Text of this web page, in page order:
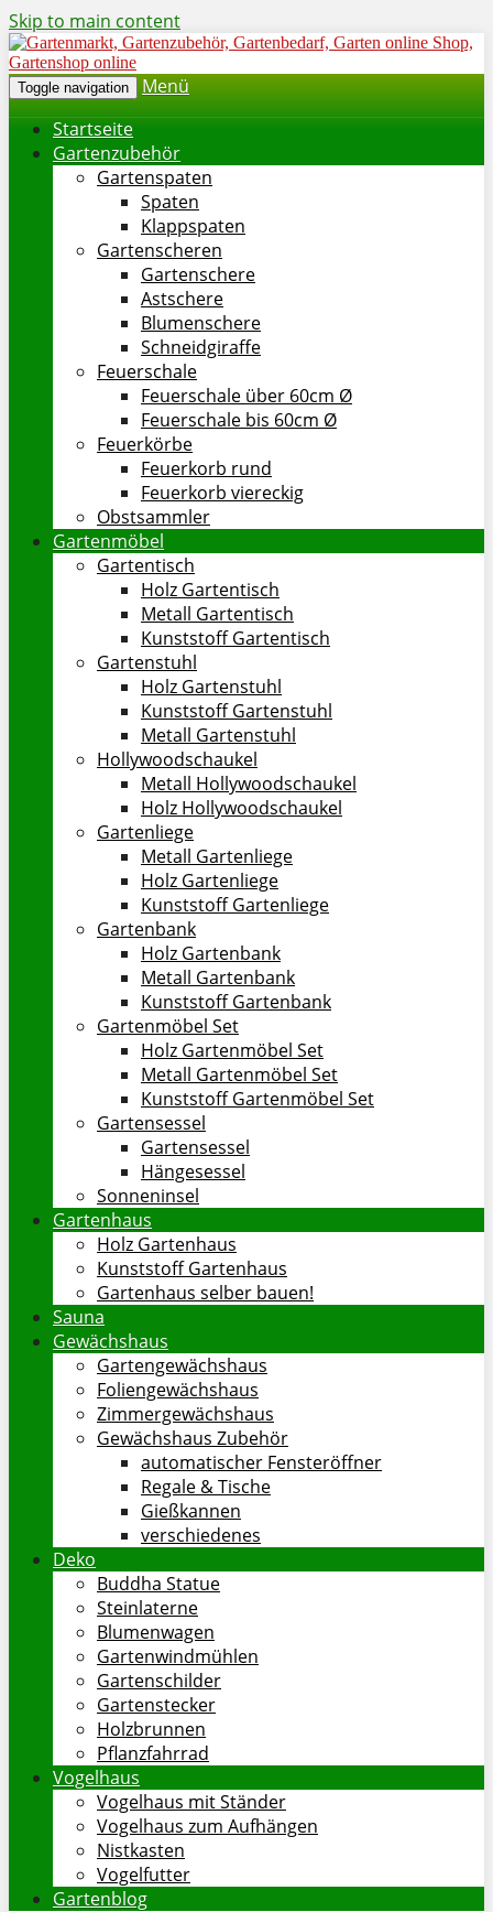
Skip to main content
Toggle navigation
Menü
Startseite
Gartenzubehör
Gartenspaten
Spaten
Klappspaten
Gartenscheren
Gartenschere
Astschere
Blumenschere
Schneidgiraffe
Feuerschale
Feuerschale über 60cm Ø
Feuerschale bis 60cm Ø
Feuerkörbe
Feuerkorb rund
Feuerkorb viereckig
Obstsammler
Gartenmöbel
Gartentisch
Holz Gartentisch
Metall Gartentisch
Kunststoff Gartentisch
Gartenstuhl
Holz Gartenstuhl
Kunststoff Gartenstuhl
Metall Gartenstuhl
Hollywoodschaukel
Metall Hollywoodschaukel
Holz Hollywoodschaukel
Gartenliege
Metall Gartenliege
Holz Gartenliege
Kunststoff Gartenliege
Gartenbank
Holz Gartenbank
Metall Gartenbank
Kunststoff Gartenbank
Gartenmöbel Set
Holz Gartenmöbel Set
Metall Gartenmöbel Set
Kunststoff Gartenmöbel Set
Gartensessel
Gartensessel
Hängesessel
Sonneninsel
Gartenhaus
Holz Gartenhaus
Kunststoff Gartenhaus
Gartenhaus selber bauen!
Sauna
Gewächshaus
Gartengewächshaus
Foliengewächshaus
Zimmergewächshaus
Gewächshaus Zubehör
automatischer Fensteröffner
Regale & Tische
Gießkannen
verschiedenes
Deko
Buddha Statue
Steinlaterne
Blumenwagen
Gartenwindmühlen
Gartenschilder
Gartenstecker
Holzbrunnen
Pflanzfahrrad
Vogelhaus
Vogelhaus mit Ständer
Vogelhaus zum Aufhängen
Nistkasten
Vogelfutter
Gartenblog